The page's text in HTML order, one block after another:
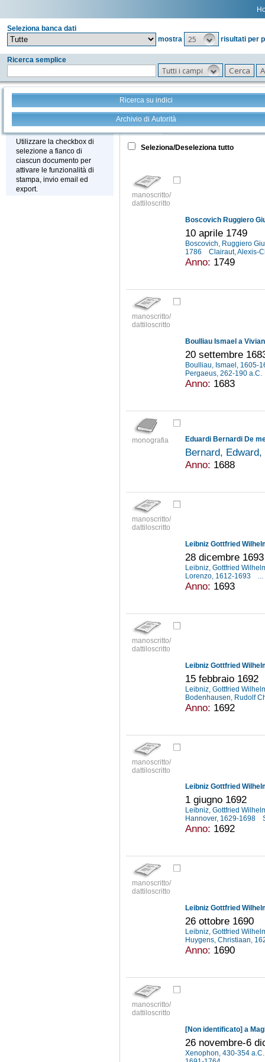
Seleziona banca dati
mostra
25 risultati per
Ricerca semplice
Tutti i campi
Ricerca su indici
Archivio di Autorità
Stampa - Email - Export
Utilizzare la checkbox di
selezione a fianco di
ciascun documento per
attivare le funzionalità di
stampa, invio email ed
export.
Tutto +
Seleziona/Deseleziona tutto
manoscritto/
dattiloscritto
Boscovich Ruggiero
10 aprile 1749
Boscovich, Ruggiero
1786
Clairaut, Alexis-
Anno: 1749
manoscritto/
dattiloscritto
Boulliau Ismael a
20 settembre
Boulliau, Ismael, 1605-
Pergaeus, 262-190 a.C.
Anno: 1683
monografia Eduardi Bernardi De
Bernard,
Anno: 1688
manoscritto/
dattiloscritto
Leibniz Gottfried
28 dicembre 1693
Leibniz, Gottfried
Lorenzo, 1612-1693
Anno: 1693
manoscritto/
dattiloscritto
Leibniz Gottfried
15 febbraio 1692
Leibniz, Gottfried
Bodenhausen, Rudolf
Anno: 1692
manoscritto/
dattiloscritto
Leibniz Gottfried
1 giugno 1692
Leibniz, Gottfried
Hannover, 1629-1698
Anno: 1692
manoscritto/
dattiloscritto
Leibniz Gottfried
26 ottobre 1690
Leibniz, Gottfried
Huygens, Christiaan,
Anno: 1690
manoscritto/
dattiloscritto
[Non identificato] a
26 novembre-6
Xenophon, 430-354